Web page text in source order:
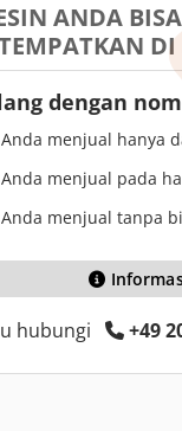
ANDA BISA
DI
dengan
Anda menjual hanya
Anda menjual pada
Anda menjual tanpa
hubungi +49